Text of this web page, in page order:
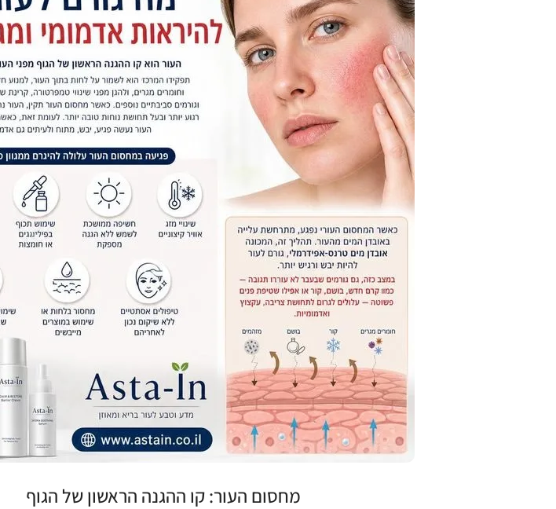
מחסום העור: קו ההגנה הראשון של הגוף